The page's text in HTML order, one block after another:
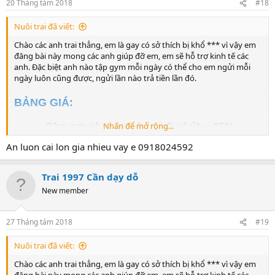
LIÊN HỆ:
Để lại zalo, em sẽ add ngay.
- Cho em uống tinh = 100K
TỔNG: 500K
LƯU Ý:
- Đẹp trai, gym hoặc có mùi càng nặng thì sẽ
có thêm tiền thưởng, ĐẶC BIỆT: sau khi tập
gym xong mà chơi luôn sẽ có thưởng cao
- Mỗi ngày chỉ tiếp tối đa 2 anh
YÊU CẦU:
(không mập), dưới 26 tuổi
- Cơ thể, quần lót, giày, vớ có mùi hôi (càng
nồng nặc càng tốt)
LIÊN HỆ:
Để lại zalo, em sẽ add ngay.
20 Tháng tám 2018 #18
Nuôi trai đã viết:
Chào các anh trai thẳng, em là gay có sở thích bị khổ *** vì vậy em
đăng bài này mong các anh giúp đỡ em, em sẽ hỗ trợ kinh tế các
anh. Đặc biệt anh nào tập gym mỗi ngày có thể cho em ngửi mỗi
ngày luôn cũng được, ngửi lần nào trả tiền lần đó.
BẢNG GIÁ:
- Cho em chui qua háng 5 phút = 25K
- Cho em ngửi và liếm giày 5 phút = 25K
-Cho em ngửi và liếm vớ 5 phút = 25K
-Cho em ngửi và liếm nách 5 phút = 25K
- Nhổ nước bọt cho em uống 10 lần = 25K
-Cho em n
gửi và liếm quần lót 5 phút =
50K
-Cho em ngửi và liếm đít 5 phút = 50K
Nhấn để mở rộng...
An luon cai lon gia nhieu vay e 0918024592
Trai 1997 Cần dạy dỗ
New member
27 Tháng tám 2018 #19
Nuôi trai đã viết:
Chào các anh trai thẳng, em là gay có sở thích bị khổ *** vì vậy em